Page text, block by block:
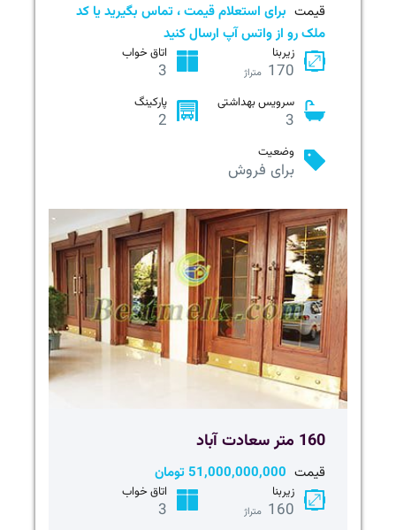
قیمت برای استعلام قیمت ، تماس بگیرید یا کد
ملک رو از واتس آپ ارسال کنید
زیربنا
170 متراژ
اتاق خواب
3
سرویس بهداشتی
3
پارکینگ
2
وضعیت
برای فروش
160 متر سعادت آباد
قیمت 51,000,000,000 تومان
زیربنا
160 متراژ
اتاق خواب
3